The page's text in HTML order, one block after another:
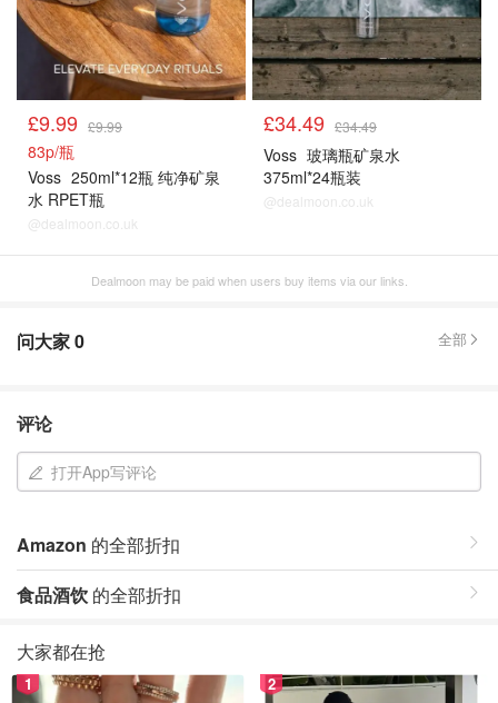
£9.99 £9.99
83p/瓶
Voss 250ml*12瓶 纯净矿泉
水 RPET瓶
@dealmoon.co.uk
£34.49 £34.49
Voss 玻璃瓶矿泉水
375ml*24瓶装
@dealmoon.co.uk
Dealmoon may be paid when users buy items via our links.
问大家0 全部
评论
打开App写评论
Amazon 的全部折扣
食品酒饮 的全部折扣
大家都在抢
1 2